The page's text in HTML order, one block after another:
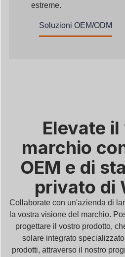
estreme.
Soluzioni OEM/ODM
Elevate
marchio
OEM e di
privato di
Collaborate con un'azienda di
la vostra visione del marchio.
progettare il vostro prodotto,
solare integrato
prodotti, attraverso il nostro